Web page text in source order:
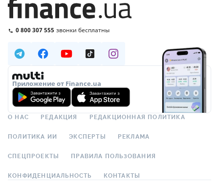
0 800 307 555 звонки бесплатны
Приложение от Finance.ua
О НАС РЕДАКЦИЯ РЕДАКЦИОННАЯ ПОЛИТИКА
ПОЛИТИКА ИИ ЭКСПЕРТЫ РЕКЛАМА
СПЕЦПРОЕКТЫ ПРАВИЛА ПОЛЬЗОВАНИЯ
КОНФИДЕНЦИАЛЬНОСТЬ КОНТАКТЫ